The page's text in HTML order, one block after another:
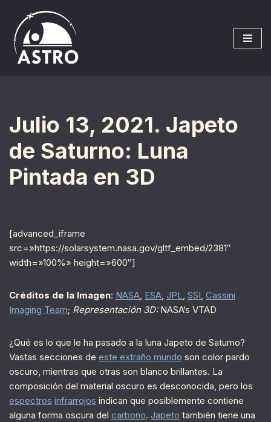
Saltar
al
contenido
Julio 13, 2021. Japeto
de Saturno: Luna
Pintada en 3D
[advanced_iframe
src=»https://solarsystem.nasa.gov/gltf_embed/2381″
width=»100%» height=»600″]
Créditos de la Imagen: NASA, ESA, JPL, SSI, Cassini
Imaging Team; Representación 3D:NASA’s VTAD
¿Qué es lo que le ha pasado a la luna Japeto de Saturno?
Vastas secciones de este extraño mundo son color pardo
oscuro, mientras que otras son blanco brillantes. La
composición del material oscuro es desconocida, pero los
espectros infrarrojos indican que posiblemente contiene
alguna forma oscura del carbono. Japeto también tiene una